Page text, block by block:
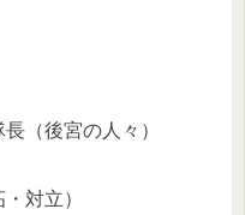
（後宮の人々）
対立）